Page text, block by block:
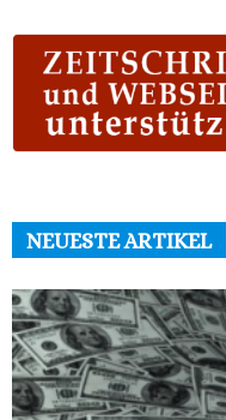
NEUESTE ARTIKEL